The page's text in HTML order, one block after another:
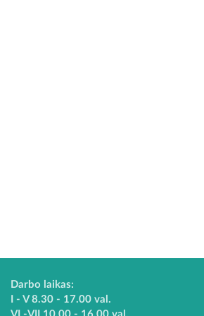
Darbo laikas:
I - V 8.30 - 17.00 val.